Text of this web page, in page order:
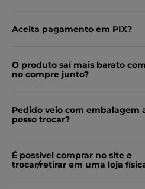
Aceita pagamento em PIX?
O produto saí mais barato
no compre junto?
Pedido veio com embalagem
posso trocar?
É possível comprar no site e
trocar/retirar em uma loja